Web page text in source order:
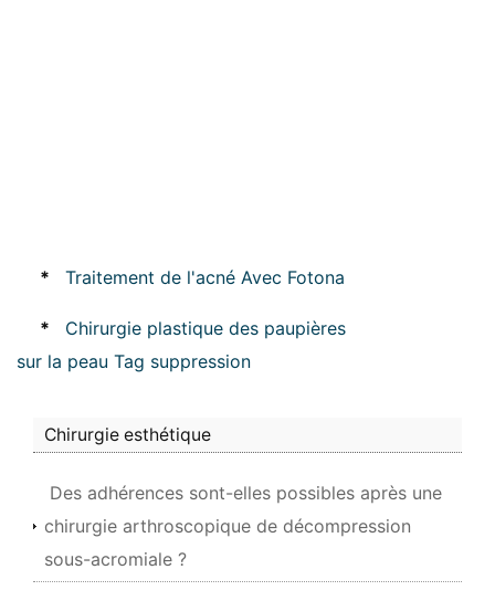
* Traitement de l'acné Avec Fotona
*
Chirurgie plastique des paupières
sur la peau Tag suppression
Chirurgie esthétique
Des adhérences sont-elles possibles après une
chirurgie arthroscopique de décompression
sous-acromiale ?